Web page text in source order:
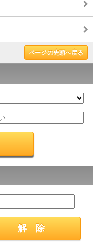
ページの先頭へ戻る